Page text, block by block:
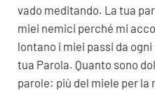
vado meditando. La tua
miei nemici perché mi
lontano i miei passi da
tua Parola. Quanto sono
parole: più del miele per la